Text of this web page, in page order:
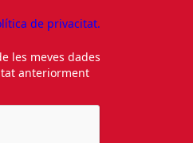
de privacitat.
les meves dades
anteriorment